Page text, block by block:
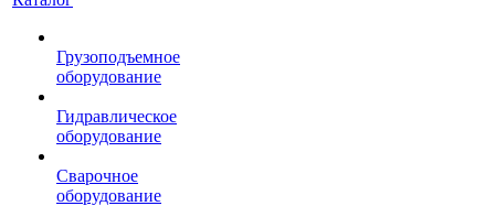
Грузоподъемное
оборудование
Гидравлическое
оборудование
Сварочное
оборудование